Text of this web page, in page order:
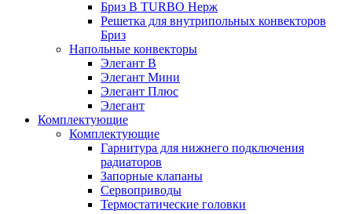
Бриз В TURBO Нерж
Решетка для внутрипольных конвекторов
Бриз
Напольные конвекторы
Элегант В
Элегант Мини
Элегант Плюс
Элегант
Комплектующие
Комплектующие
Гарнитура для нижнего подключения
радиаторов
Запорные клапаны
Сервоприводы
Термостатические головки